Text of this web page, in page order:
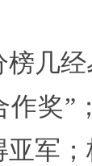
榜几
作奖”
亚军